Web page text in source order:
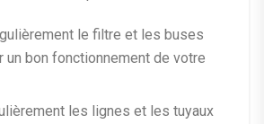
le filtre et les buses
un bon fonctionnement de votre
les lignes et les tuyaux